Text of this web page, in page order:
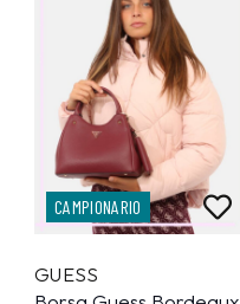
CAMPIONARIO
GUESS